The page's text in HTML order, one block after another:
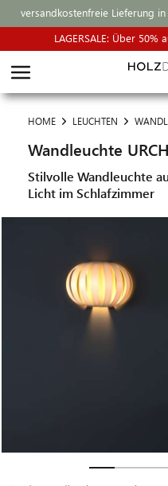
versandkostenfreie Lieferung in
LAGERSALE: Über
HOME LEUCHTEN
Wandleuchte
Stilvolle Wandleuchte
Licht im Schlafzimmer